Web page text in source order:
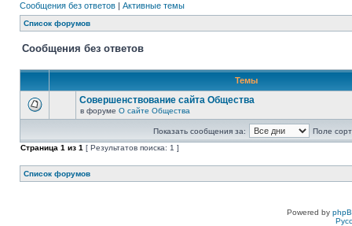
Сообщения без ответов | Активные темы
Список форумов
Сообщения без ответов
Темы
Совершенствование сайта Общества
в форуме О сайте Общества
Показать сообщения за:
Поле
Страница 1 из 1 [ Результатов поиска: 1 ]
Список форумов
Powered by